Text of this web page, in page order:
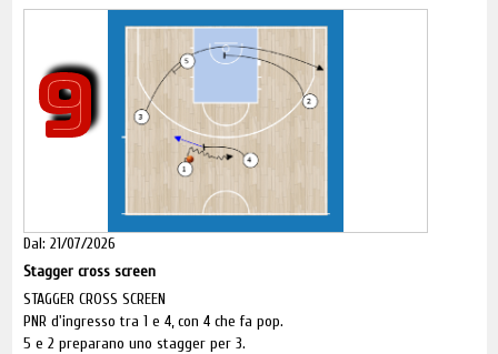
Descrizione: il giocatore in posizione fondamentale esegue un
passaggio con la mano esterna all'appoggio, riceve un
passaggio di ritorno, esegue una partenza incrociata ed una
conclusione a scelta dell'allenatore (terzo tempo, arresto di
potenza, arresto rovescio, secondo tempo, secondo tempo
9
Dal: 21/07/2026
Stagger cross screen
STAGGER CROSS SCREEN
PNR d'ingresso tra 1 e 4, con 4 che fa pop.
5 e 2 preparano uno stagger per 3.